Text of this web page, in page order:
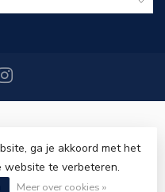
- Powered byLightspeed
Dyvelopment
ga je akkoord met het
website te verbeteren.
Meer over cookies »